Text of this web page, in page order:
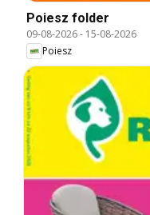
Poiesz folder
09-08-2026- 15-08-2026
Poiesz